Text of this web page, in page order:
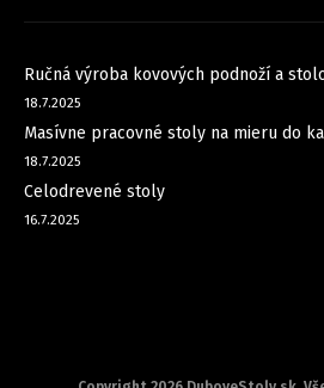
Ručná výroba kovových podnoží a
18.7.2025
Masívne pracovné stoly na mieru do
18.7.2025
Celodrevené stoly
16.7.2025